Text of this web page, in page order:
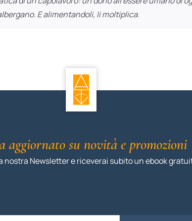
E alimentandoli, li moltiplica.
aggiornato su novità e promozioni
nostra Newsletter e riceverai subito un ebook